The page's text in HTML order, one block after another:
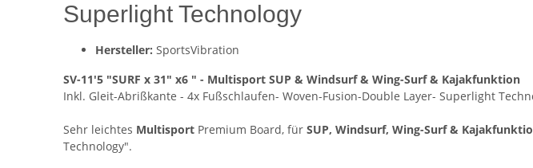
Superlight Technology
Hersteller: SportsVibration
SV-11'5 "SURF x 31" x6 " - Multisport SUP & Windsurf & Wing-Surf & Kajakfunktion
Inkl. Gleit-Abrißkante - 4x Fußschlaufen- Woven-Fusion-Double Layer- Superlight
Sehr leichtes Multisport Premium Board, für SUP, Windsurf, Wing-Surf &
Technology".